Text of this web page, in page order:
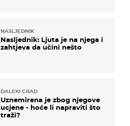
NASLJEDNIK
Nasljednik: Ljuta je na njega i
zahtjeva da učini nešto
DALEKI GRAD
Uznemirena je zbog njegove
ucjene - hoće li napraviti što
traži?